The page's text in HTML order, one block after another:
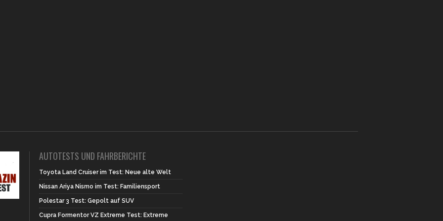
AUTOTESTS UND FAHRBERICHTE
Toyota Land Cruiser im Test: Neue alte Welt
Nissan Ariya Nismo im Test: Familiensport
Polestar 3 Test: Gepolt auf SUV
Cupra Formentor VZ Extreme Test: Extreme